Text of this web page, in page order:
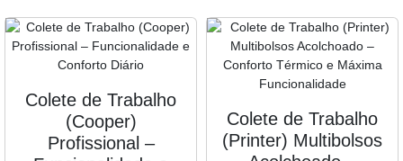
Colete de Trabalho
(Cooper)
Profissional –
Colete de Trabalho
(Printer) Multibolsos